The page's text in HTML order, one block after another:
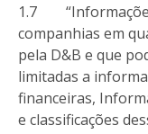
1.7
companhias em
pela D&B e que
limitadas a
financeiras,
e classificações